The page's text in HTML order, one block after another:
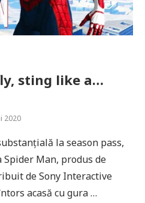
sting like a…
2020
la season pass,
Man, produs de
de Sony Interactive
acasă cu gura …